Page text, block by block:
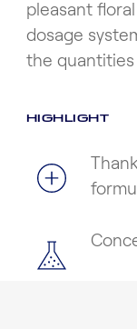
pleasant
dosage
the quantities
HIGHLIGHT